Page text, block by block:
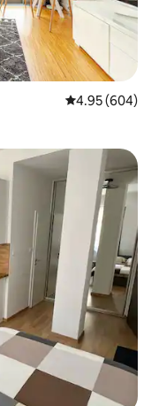
Meánrátáil
4.95 (604)